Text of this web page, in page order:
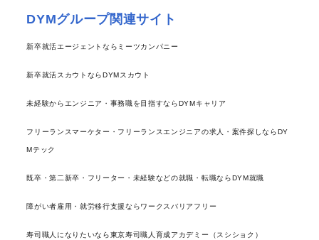
DYMグループ関連サイト
新卒就活エージェントならミーツカンパニー
新卒就活スカウトならDYMスカウト
未経験からエンジニア・事務職を目指すならDYMキャリア
フリーランスマーケター・フリーランスエンジニアの求人・案件探しならDY
Mテック
既卒・第二新卒・フリーター・未経験などの就職・転職ならDYM就職
障がい者雇用・就労移行支援ならワークスバリアフリー
寿司職人になりたいなら東京寿司職人育成アカデミー（スシショク）